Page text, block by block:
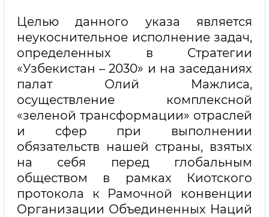
Целью данного указа является
неукоснительное исполнение задач,
определенных в Стратегии
«Узбекистан – 2030» и на заседаниях
палат Олий Мажлиса,
осуществление комплексной
«зеленой трансформации» отраслей
и сфер при выполнении
обязательств нашей страны, взятых
на себя перед глобальным
обществом в рамках Киотского
протокола к Рамочной конвенции
Организации Объединенных Наций